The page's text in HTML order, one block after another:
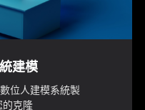
建模
位人建模系統製
的克隆